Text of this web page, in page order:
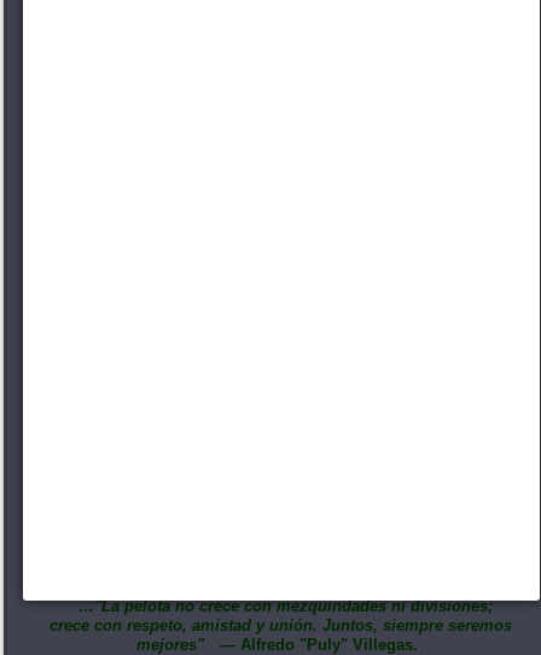
…"La pelota no crece con mezquindades ni divisiones;
crece con respeto, amistad y unión. Juntos, siempre seremos
mejores"
— Alfredo "Puly" Villegas.